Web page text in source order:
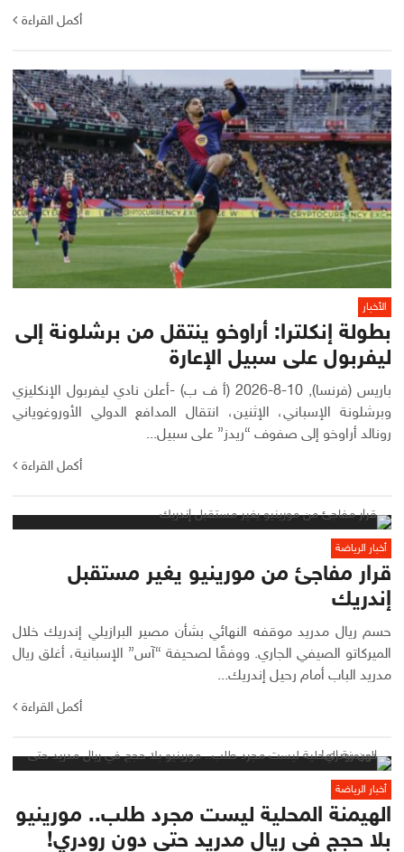
أكمل القراءة
الأخبار
بطولة إنكلترا: أراوخو ينتقل من برشلونة إلى
ليفربول على سبيل الإعارة
باريس (فرنسا), 10-8-2026 (أ ف ب) -أعلن نادي ليفربول الإنكليزي
وبرشلونة الإسباني، الإثنين، انتقال المدافع الدولي الأوروغوياني
رونالد أراوخو إلى صفوف “ريدز” على سبيل...
أكمل القراءة
أخبار الرياضة
قرار مفاجئ من مورينيو يغير مستقبل
إندريك
حسم ريال مدريد موقفه النهائي بشأن مصير البرازيلي إندريك خلال
الميركاتو الصيفي الجاري. ووفقًا لصحيفة “آس” الإسبانية، أغلق ريال
مدريد الباب أمام رحيل إندريك...
أكمل القراءة
أخبار الرياضة
الهيمنة المحلية ليست مجرد طلب.. مورينيو
بلا حجج في ريال مدريد حتى دون رودري!